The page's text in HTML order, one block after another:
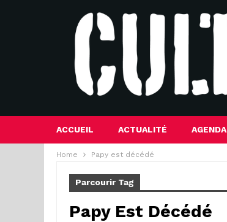
ACCUEIL ACTUALITÉ AGENDA
Home Papy est décédé
Parcourir Tag
Papy Est Décédé